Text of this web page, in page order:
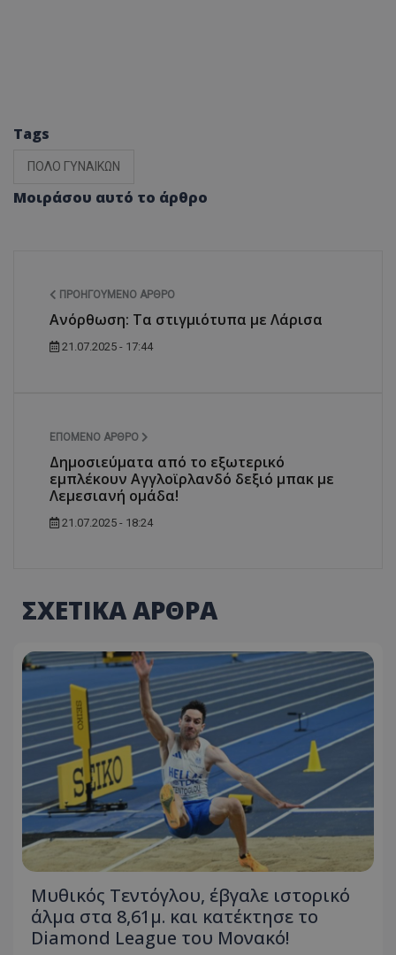
Tags
ΠΟΛΟ ΓΥΝΑΙΚΩΝ
Μοιράσου αυτό το άρθρο
ΠΡΟΗΓΟΎΜΕΝΟ ΆΡΘΡΟ
Ανόρθωση: Τα στιγμιότυπα με Λάρισα
21.07.2025 - 17:44
ΕΠΌΜΕΝΟ ΆΡΘΡΟ
Δημοσιεύματα από το εξωτερικό
εμπλέκουν Αγγλοϊρλανδό δεξιό μπακ με
Λεμεσιανή ομάδα!
21.07.2025 - 18:24
ΣΧΕΤΙΚΑ ΑΡΘΡΑ
Μυθικός Τεντόγλου, έβγαλε ιστορικό
άλμα στα 8,61μ. και κατέκτησε το
Diamond League του Μονακό!